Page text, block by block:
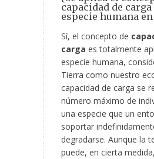
capacidad de carga
especie humana
Sí, el concepto de
carga es totalmente
especie humana,
Tierra como nuestro
capacidad de carga se
número máximo de
una especie que un
soportar
degradarse. Aunque la
puede, en cierta